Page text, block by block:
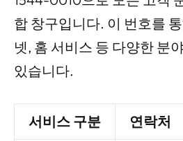
합 창구입니다. 이 번호를
넷, 홈 서비스 등 다양한 분
있습니다.
서비스 구분 연락처